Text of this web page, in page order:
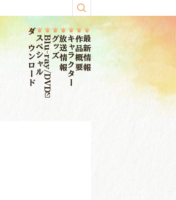
ダウンロードスペシャルBlu-ray/DVDグッズ放送情報キャラクター作品概要最新情報